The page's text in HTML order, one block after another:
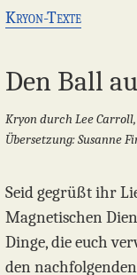
Kryon-Texte
Den Ball
Kryon durch Lee
Übersetzung: Susanne
Seid gegrüßt ihr
Magnetischen
Dinge, die euch
den